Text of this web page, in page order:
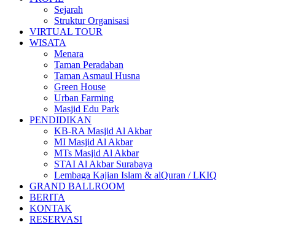
Sejarah
Struktur Organisasi
VIRTUAL TOUR
WISATA
Menara
Taman Peradaban
Taman Asmaul Husna
Green House
Urban Farming
Masjid Edu Park
PENDIDIKAN
KB-RA Masjid Al Akbar
MI Masjid Al Akbar
MTs Masjid Al Akbar
STAI Al Akbar Surabaya
Lembaga Kajian Islam & alQuran / LKIQ
GRAND BALLROOM
BERITA
KONTAK
RESERVASI